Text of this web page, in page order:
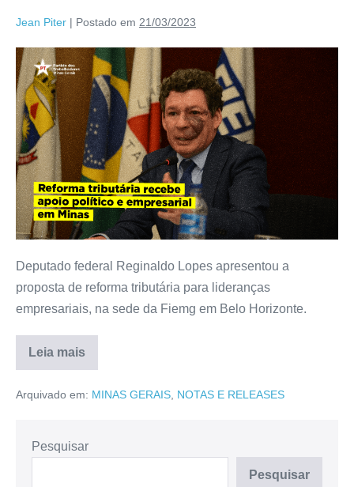
Jean Piter | Postado em 21/03/2023
Deputado federal Reginaldo Lopes apresentou a
proposta de reforma tributária para lideranças
empresariais, na sede da Fiemg em Belo Horizonte.
Leia mais
Arquivado em: MINAS GERAIS NOTAS E RELEASES
Pesquisar
Pesquisar